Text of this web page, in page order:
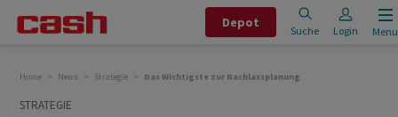
Depot
Suche Login Menu
Home News Strategie Das Wichtigste zur Nachlassplanung
STRATEGIE